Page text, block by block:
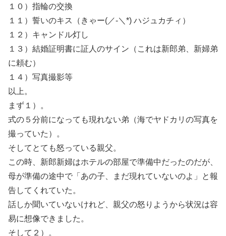
１０）指輪の交換
１１）誓いのキス（きゃー(／-＼*) ハジュカチィ）
１２）キャンドル灯し
１３）結婚証明書に証人のサイン（これは新郎弟、新婦弟
に頼む）
１４）写真撮影等
以上。
まず１）。
式の５分前になっても現れない弟（海でヤドカリの写真を
撮っていた）。
そしてとても怒っている親父。
この時、新郎新婦はホテルの部屋で準備中だったのだが、
母が準備の途中で「あの子、まだ現れていないのよ」と報
告してくれていた。
話しか聞いていないけれど、親父の怒りようから状況は容
易に想像できました。
そして２）。